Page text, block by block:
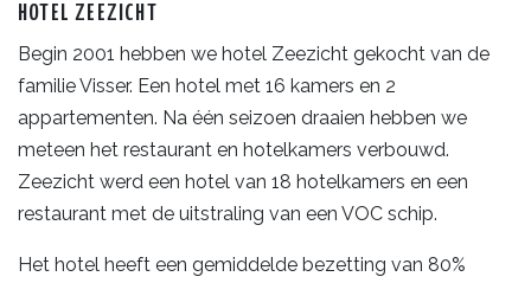
HOTEL ZEEZICHT
Begin 2001 hebben we hotel Zeezicht gekocht van de
familie Visser. Een hotel met 16 kamers en 2
appartementen. Na één seizoen draaien hebben we
meteen het restaurant en hotelkamers verbouwd.
Zeezicht werd een hotel van 18 hotelkamers en een
restaurant met de uitstraling van een VOC schip.
Het hotel heeft een gemiddelde bezetting van 80%